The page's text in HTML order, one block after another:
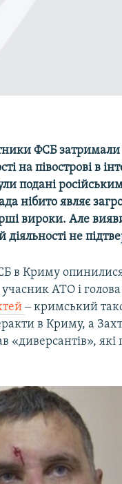
ФСБ затримали
на півострові в
подані
нібито являє
вироки. Але
не
в Криму
АТО і голова
‒ кримський
в Криму, а
«диверсантів», які